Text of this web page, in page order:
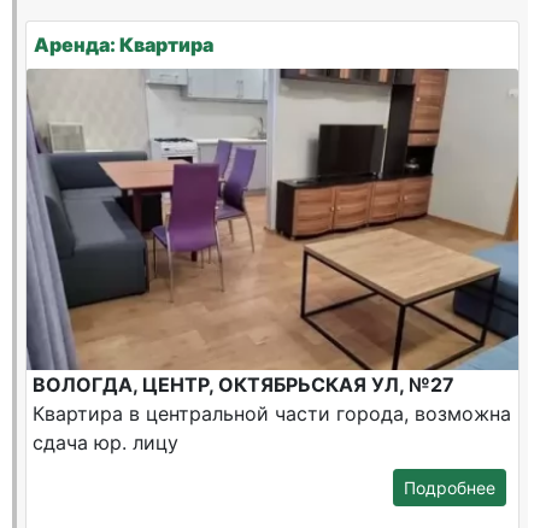
Аренда: Квартира
ВОЛОГДА, ЦЕНТР, ОКТЯБРЬСКАЯ УЛ, №27
Квартира в центральной части города, возможна
сдача юр. лицу
Подробнее